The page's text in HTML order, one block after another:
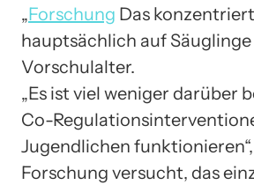
„Forschung Das
hauptsächlich auf
Vorschulalter.
„Es ist viel weniger darüber
Co-
Jugendlichen funktionieren“,
Forschung versucht, das